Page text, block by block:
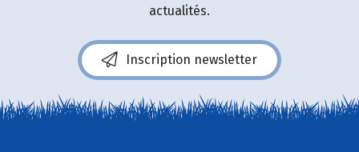
actualités.
Inscription newsletter